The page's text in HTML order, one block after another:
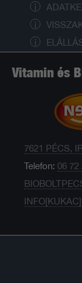
Vitamin és
7621 PÉCS,
Telefon: 06 72